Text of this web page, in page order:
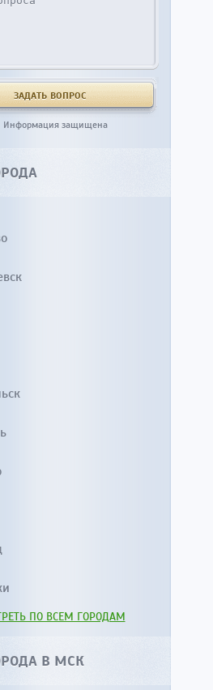
Информация защищена
ПО ВСЕМ ГОРОДАМ
В МСК